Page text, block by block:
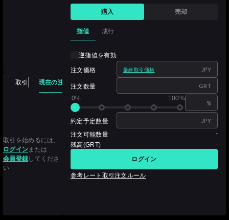
取引 現在の注文 注文履歴
取引を始めるには、
ログインまたは
会員登録 してくださ
い
購入 売却
指値 成行
逆指値を有効
注文価格 最終取引価格 JPY
注文数量 GRT
0% 100%
%
約定予定数量 JPY
注文可能数量 -
残高(GRT) -
ログイン
参考レート 取引注文ルール